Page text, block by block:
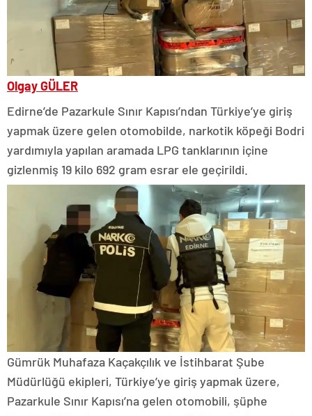
Olgay GÜLER
Edirne’de Pazarkule Sınır Kapısı’ndan Türkiye’ye giriş
yapmak üzere gelen otomobilde, narkotik köpeği Bodri
yardımıyla yapılan aramada LPG tanklarının içine
gizlenmiş 19 kilo 692 gram esrar ele geçirildi.
Gümrük Muhafaza Kaçakçılık ve İstihbarat Şube
Müdürlüğü ekipleri, Türkiye’ye giriş yapmak üzere,
Pazarkule Sınır Kapısı’na gelen otomobili, şüphe